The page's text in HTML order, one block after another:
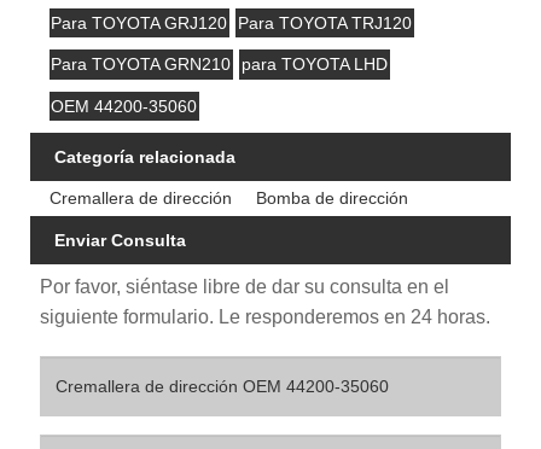
Para TOYOTA GRJ120 Para TOYOTA TRJ120
Para TOYOTA GRN210 para TOYOTA LHD
OEM 44200-35060
Categoría relacionada
Cremallera de dirección Bomba de dirección
Enviar Consulta
Por favor, siéntase libre de dar su consulta en el
siguiente formulario. Le responderemos en 24 horas.